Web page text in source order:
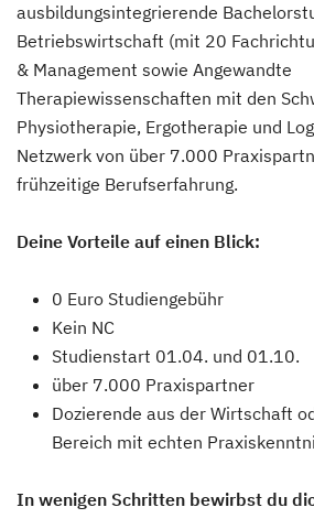
ausbildungsintegrierende
Betriebswirtschaft (mit 20
& Management sowie Angewandte
Therapiewissenschaften mit den
Physiotherapie, Ergotherapie und
Netzwerk von über 7.000
frühzeitige Berufserfahrung.
Deine Vorteile auf einen Blick:
0 Euro Studiengebühr
Kein NC
Studienstart 01.04. und 01.10.
über 7.000 Praxispartner
Dozierende aus der Wirtschaft
Bereich mit echten
In wenigen Schritten bewirbst du